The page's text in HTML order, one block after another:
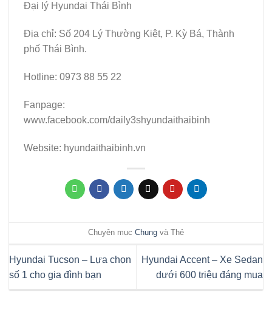
Đại lý Hyundai Thái Bình
Địa chỉ: Số 204 Lý Thường Kiệt, P. Kỳ Bá, Thành
phố Thái Bình.
Hotline: 0973 88 55 22
Fanpage:
www.facebook.com/daily3shyundaithaibinh
Website: hyundaithaibinh.vn
Chuyên mục Chung và Thẻ
Hyundai Tucson – Lựa chọn
số 1 cho gia đình bạn
Hyundai Accent – Xe Sedan
dưới 600 triệu đáng mua